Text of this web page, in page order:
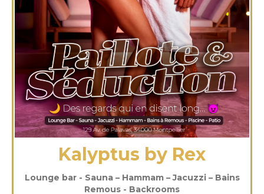
Kalyptus by Rex
Lounge bar - Sauna – Hammam – Jacuzzi – Bains
Remous - Backrooms